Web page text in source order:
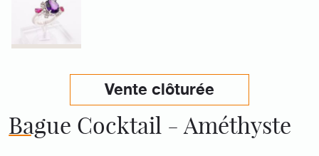
Vente clôturée
Bague Cocktail - Améthyste